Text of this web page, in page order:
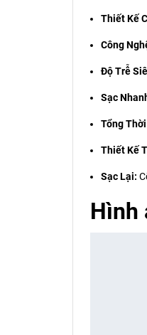
Thiết Kế
Công
Độ Trễ
Sạc
Tổng
Thiết Kế
Sạc Lại:
Hình